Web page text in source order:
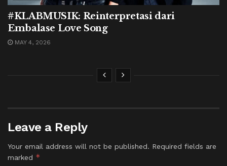
#KLABMUSIK: Reinterpretasi dari
Embalase Love Song
MAY 4, 2026
Leave a Reply
Your email address will not be published. Required fields are
marked *